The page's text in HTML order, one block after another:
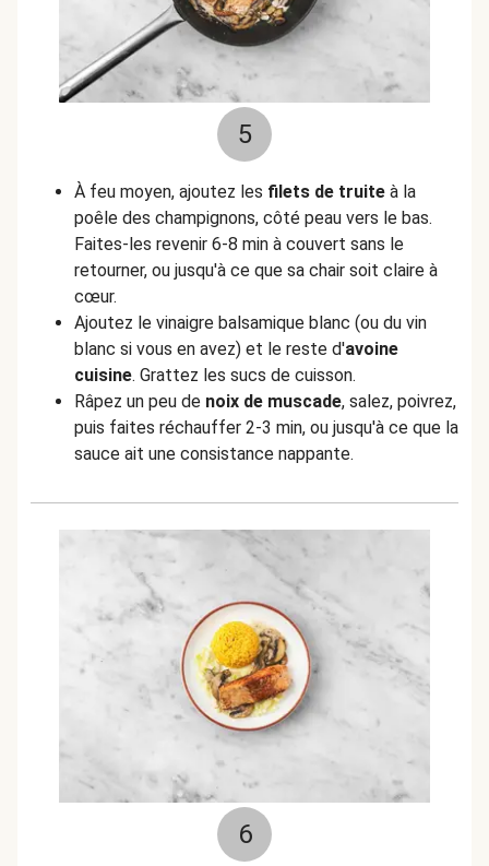
5
À feu moyen, ajoutez les filets de truite à la
poêle des champignons, côté peau vers le bas.
Faites-les revenir 6-8 min à couvert sans le
retourner, ou jusqu'à ce que sa chair soit claire à
cœur.
Ajoutez le vinaigre balsamique blanc (ou du vin
blanc si vous en avez) et le reste d'avoine
cuisine. Grattez les sucs de cuisson.
Râpez un peu de noix de muscade, salez, poivrez,
puis faites réchauffer 2-3 min, ou jusqu'à ce que la
sauce ait une consistance nappante.
6